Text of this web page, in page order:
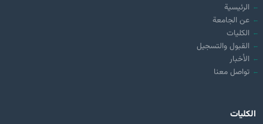
الرئيسية
عن الجامعة
الكليات
القبول والتسجيل
الأخبار
تواصل معنا
الكليات